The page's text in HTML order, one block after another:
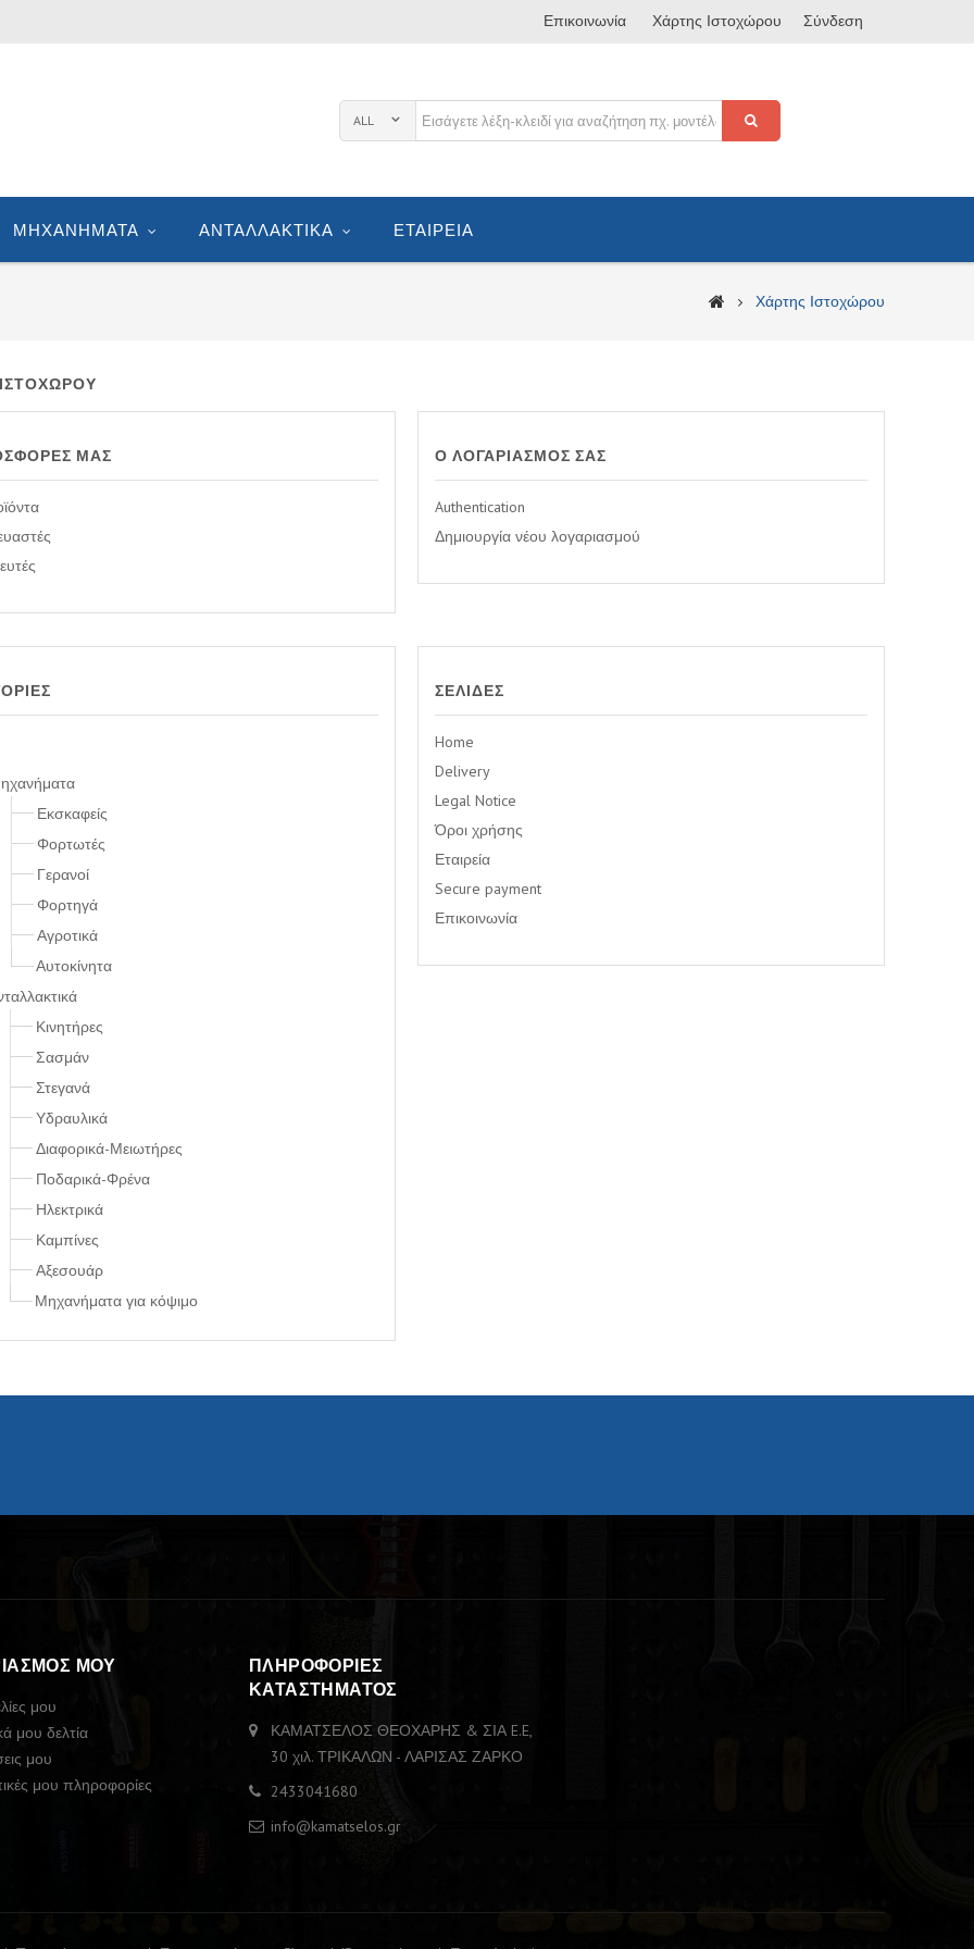
Σύνδεση
Επικοινωνία Χάρτης Ιστοχώρου
ALL
ΜΗΧΑΝΉΜΑΤΑ ΑΝΤΑΛΛΑΚΤΙΚΆ ΕΤΑΙΡΕΊΑ
Χάρτης Ιστοχώρου
ΜΑΣ Ο ΛΟΓΑΡΙΑΣΜΌΣ ΣΑΣ
Authentication
Δημιουργία νέου λογαριασμού
Εκσκαφείς
Φορτωτές
Γερανοί
Φορτηγά
Αγροτικά
Αυτοκίνητα
Κινητήρες
Σασμάν
Στεγανά
Υδραυλικά
Διαφορικά-Μειωτήρες
Ποδαρικά-Φρένα
Ηλεκτρικά
Καμπίνες
Αξεσουάρ
Μηχανήματα για κόψιμο
ΣΕΛΊΔΕΣ
Home
Delivery
Legal Notice
Όροι χρήσης
Εταιρεία
Secure payment
Επικοινωνία
ΜΟΥ
μου
μου δελτία
μου
μου πληροφορίες
ΠΛΗΡΟΦΟΡΊΕΣ
ΚΑΤΑΣΤΉΜΑΤΟΣ
ΚΑΜΑΤΣΕΛΟΣ ΘΕΟΧΑΡΗΣ & ΣΙΑ E.E,
30 χιλ. ΤΡΙΚΑΛΩΝ - ΛΑΡΙΣΑΣ ΖΑΡΚΟ
2433041680
info@kamatselos.gr